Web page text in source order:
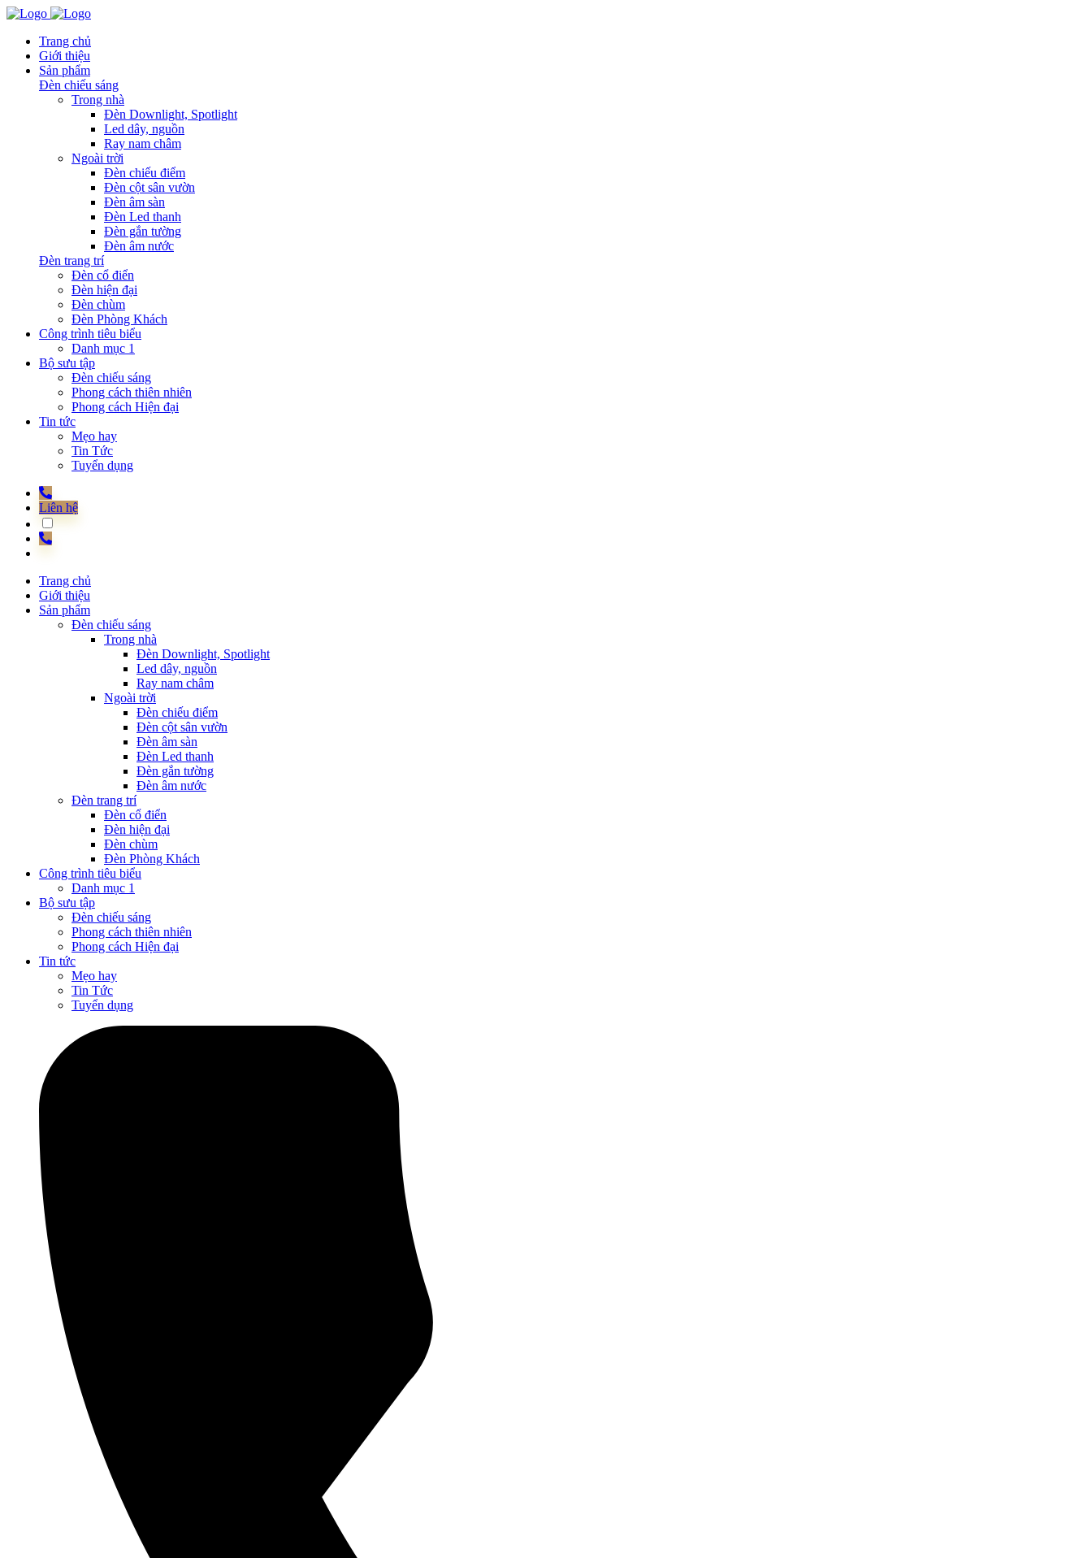
Trang chủ
Giới thiệu
Sản phẩm
Đèn chiếu sáng
Trong nhà
Đèn Downlight, Spotlight
Led dây, nguồn
Ray nam châm
Ngoài trời
Đèn chiếu điểm
Đèn cột sân vườn
Đèn âm sàn
Đèn Led thanh
Đèn gắn tường
Đèn âm nước
Đèn trang trí
Đèn cổ điển
Đèn hiện đại
Đèn chùm
Đèn Phòng Khách
Công trình tiêu biểu
Danh mục 1
Bộ sưu tập
Đèn chiếu sáng
Phong cách thiên nhiên
Phong cách Hiện đại
Tin tức
Mẹo hay
Tin Tức
Tuyển dụng
Liên hệ
Trang chủ
Giới thiệu
Sản phẩm
Đèn chiếu sáng
Trong nhà
Đèn Downlight, Spotlight
Led dây, nguồn
Ray nam châm
Ngoài trời
Đèn chiếu điểm
Đèn cột sân vườn
Đèn âm sàn
Đèn Led thanh
Đèn gắn tường
Đèn âm nước
Đèn trang trí
Đèn cổ điển
Đèn hiện đại
Đèn chùm
Đèn Phòng Khách
Công trình tiêu biểu
Danh mục 1
Bộ sưu tập
Đèn chiếu sáng
Phong cách thiên nhiên
Phong cách Hiện đại
Tin tức
Mẹo hay
Tin Tức
Tuyển dụng